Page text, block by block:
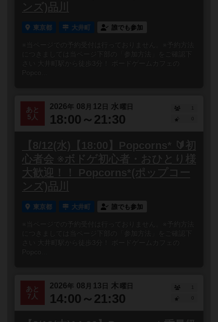
ンズ)品川
東京都 大井町 誰でも参加
※当ページでの予約受付は行っておりません。※予約方法
につきましては当ページ下部の「参加方法」をご確認下
さい 大井町駅から徒歩3分！ ボードゲームカフェの
Popco...
あと
5人
2026年 08 月 12 日 水 曜日
18:00～21:30
1
【8/12(水)【18:00】Popcorns* 🔰初
心者会 ※ボドゲ初心者・おひとり様
大歓迎！！ Popcorns*(ポップコー
ンズ)品川
東京都 大井町 誰でも参加
※当ページでの予約受付は行っておりません。※予約方法
につきましては当ページ下部の「参加方法」をご確認下
さい 大井町駅から徒歩3分！ ボードゲームカフェの
Popco...
あと
7人
2026年 08 月 13 日 木曜日
14:00～21:30
1